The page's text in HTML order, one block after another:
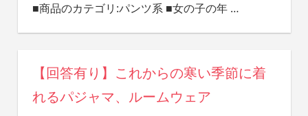
■商品のカテゴリ:パンツ系 ■女の子の年 …
【回答有り】これからの寒い季節に着
れるパジャマ、ルームウェア